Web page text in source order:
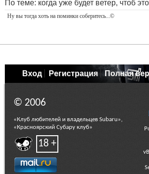
По теме: когда уже будет ветер, чтоб
Ну вы тогда хоть на поминки соберитесь...©
Вход Регистрация Полная
© 2006
«Клуб любителей и владельцев Subaru»,
«Красноярский Субару клуб»
18 +